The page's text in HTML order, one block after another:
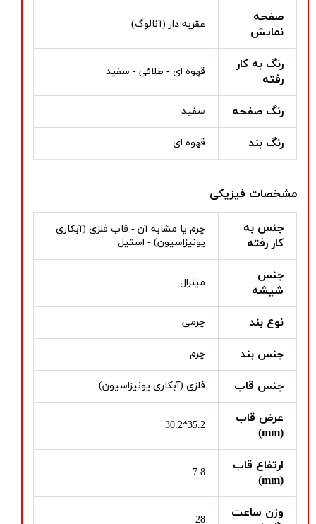
صفحه
نمایش
عقربه دار (آنالوگ)
رنگ به کار
رفته
قهوه ای - طلائی - سفید
رنگ صفحه سفید
رنگ بند قهوه ای
مشخصات فیزیکی
جنس به
کار رفته
چرم یا مشابه آن - قاب فلزی (آبکاری
یونیزاسیون) - استیل
جنس
شیشه
مینرال
نوع بند چرمی
جنس بند چرم
جنس قاب فلزی (آبکاری یونیزاسیون)
عرض قاب
(mm)
35.2*30.2
ارتفاع قاب
(mm)
7.8
وزن ساعت
28